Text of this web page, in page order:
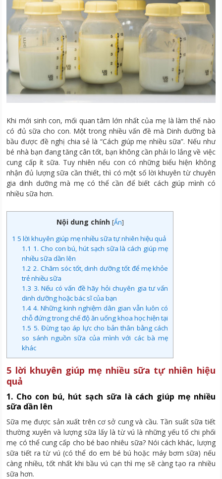
Khi mới sinh con, mối quan tâm lớn nhất của mẹ là làm thế nào
có đủ sữa cho con. Một trong nhiều vấn đề mà Dinh dưỡng bà
bầu được đề nghị chia sẻ là “Cách giúp mẹ nhiều sữa”. Nếu như
bé nhà bạn đang tăng cân tốt, bạn không cần phải lo lắng về việc
cung cấp ít sữa. Tuy nhiên nếu con có những biểu hiện không
nhận đủ lượng sữa cần thiết, thì có một số lời khuyên từ chuyên
gia dinh dưỡng mà mẹ có thể cần để biết cách giúp mình có
nhiều sữa hơn.
Nội dung chính [Ẩn]
1 5 lời khuyên giúp mẹ nhiều sữa tự nhiên hiệu quả
1.1 1. Cho con bú, hút sạch sữa là cách giúp mẹ
nhiều sữa dần lên
1.2 2. Chăm sóc tốt, dinh dưỡng tốt để mẹ khỏe
trẻ nhiều sữa
1.3 3. Nếu có vấn đề hãy hỏi chuyên gia tư vấn
dinh dưỡng hoặc bác sĩ của bạn
1.4 4. Những kinh nghiệm dân gian vẫn luôn có
chỗ đứng trong chế độ ăn uống khoa học hiện tại
1.5 5. Đừng tạo áp lực cho bản thân bằng cách
so sánh nguồn sữa của mình với các bà mẹ
khác
5 lời khuyên giúp mẹ nhiều sữa tự nhiên hiệu
quả
1. Cho con bú, hút sạch sữa là cách giúp mẹ nhiều
sữa dần lên
Sữa mẹ được sản xuất trên cơ sở cung và cầu. Tần suất sữa tiết
thường xuyên và lượng sữa lấy là từ vú là những yếu tố chi phối
mẹ có thể cung cấp cho bé bao nhiêu sữa? Nói cách khác, lượng
sữa tiết ra từ vú (có thể do em bé bú hoặc máy bơm sữa) nếu
càng nhiều, tốt nhất khi bầu vú cạn thì mẹ sẽ càng tạo ra nhiều
sữa hơn.